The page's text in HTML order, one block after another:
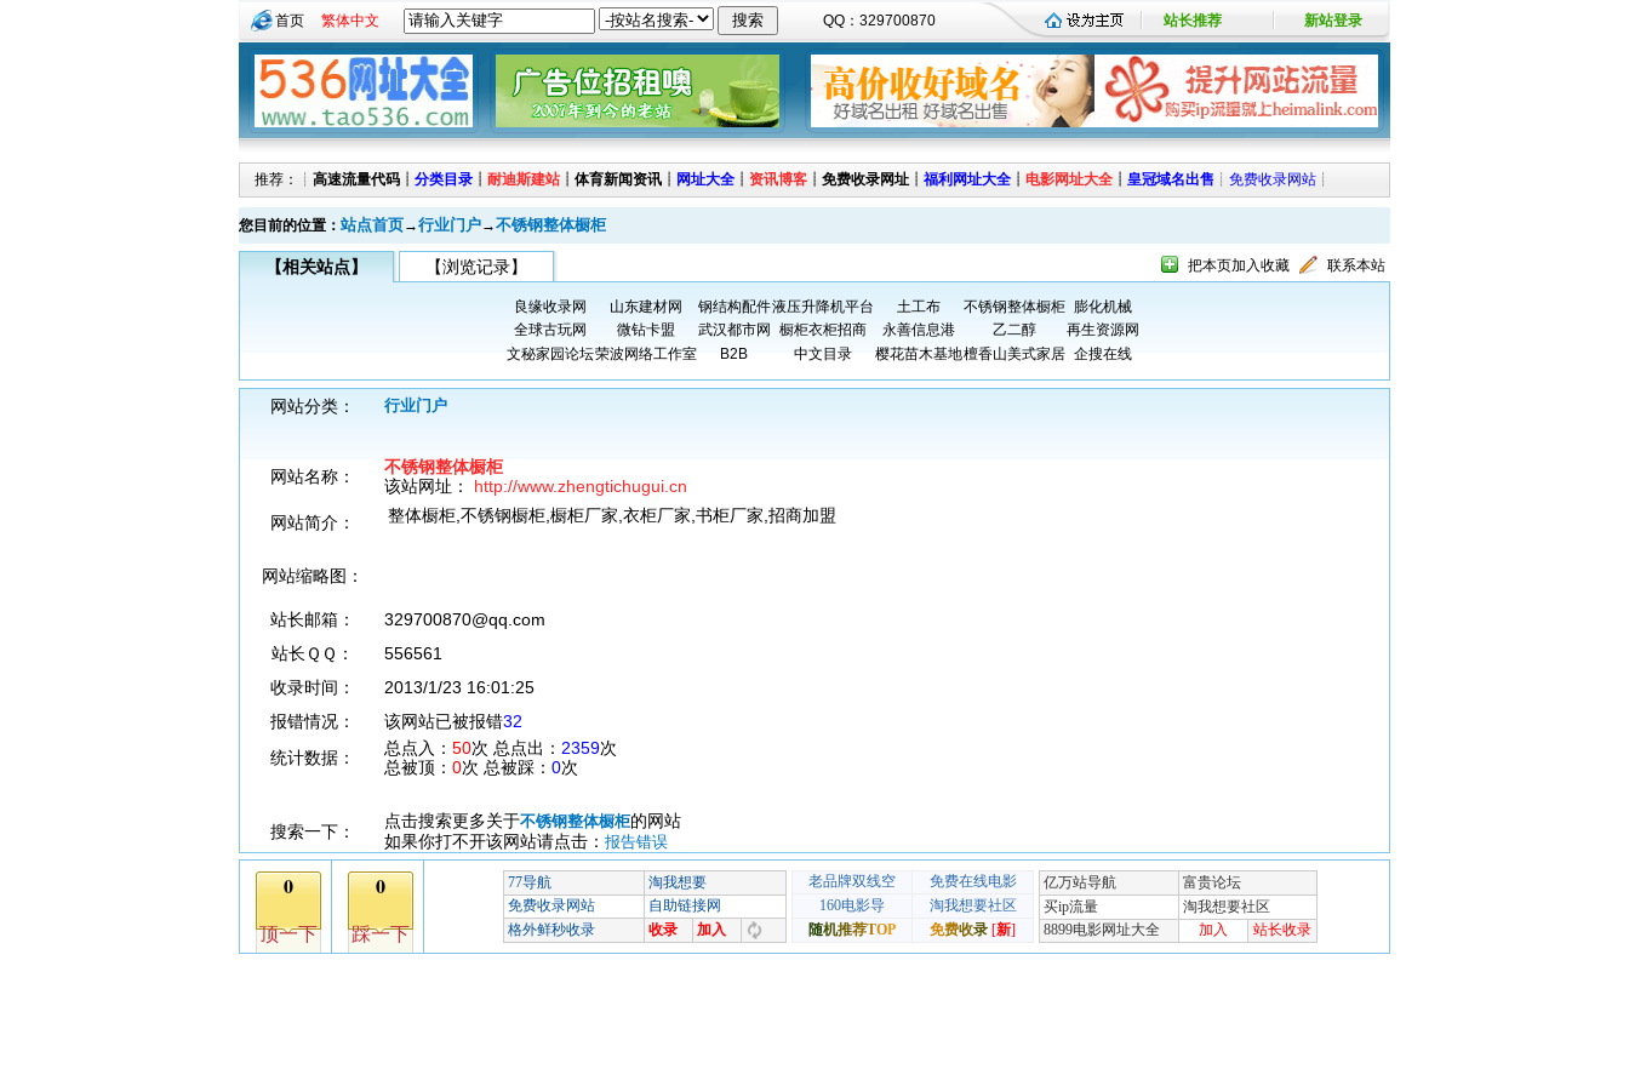
首页 繁体中文 QQ：329700870 站长推荐 新站登录
推荐：┊ 高速流量代码 ┊ 分类目录 ┊ 耐迪斯建站 ┊ 体育新闻资讯 ┊ 网址大全 ┊ 资讯博客 ┊ 免费收录网址 ┊ 福利网址大全 ┊ 电影网址大全 ┊ 皇冠域名出售 ┊ 免费收录网站 ┊
您目前的位置： 站点首页→行业门户→不锈钢整体橱柜
【相关站点】 【浏览记录】 把本页加入收藏 联系本站
良缘收录网 山东建材网 钢结构配件液压升降机平台 土工布 不锈钢整体橱柜
膨化机械
全球古玩网
微钻卡盟 武汉都市网 橱柜衣柜招商 永善信息港 乙二醇
再生资源网
文秘家园论坛荣波网络工作室 B2B 中文目录 樱花苗木基地檀香山美式家居 企搜在线
网站分类： 行业门户
网站名称：
不锈钢整体橱柜
该站网址： http://www.zhengtichugui.cn
网站简介：
整体橱柜,不锈钢橱柜,橱柜厂家,衣柜厂家,书柜厂家,招商加盟
网站缩略图：
站长邮箱：
329700870@qq.com
站长ＱＱ：
556561
收录时间：
2013/1/23 16:01:25
报错情况：
该网站已被报错32
统计数据：
总点入： 50次 总点出： 2359次
总被顶： 0次 总被踩： 0次
搜索一下：
点击搜索更多关于不锈钢整体橱柜的网站
如果你打不开该网站请点击： 报告错误